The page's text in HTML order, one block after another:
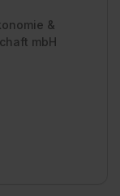
&
mbH